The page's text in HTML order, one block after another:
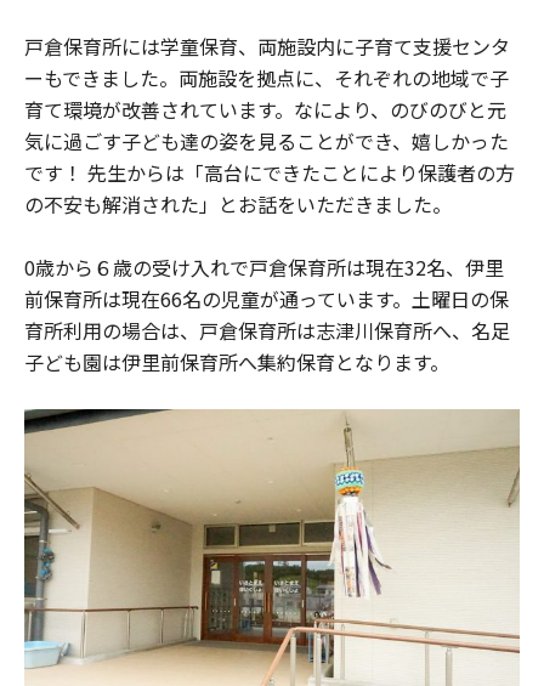
戸倉保育所には学童保育、両施設内に子育て支援センタ
ーもできました。両施設を拠点に、それぞれの地域で子
育て環境が改善されています。なにより、のびのびと元
気に過ごす子ども達の姿を見ることができ、嬉しかった
です！ 先生からは「高台にできたことにより保護者の方
の不安も解消された」とお話をいただきました。
0歳から６歳の受け入れで戸倉保育所は現在32名、伊里
前保育所は現在66名の児童が通っています。土曜日の保
育所利用の場合は、戸倉保育所は志津川保育所へ、名足
子ども園は伊里前保育所へ集約保育となります。